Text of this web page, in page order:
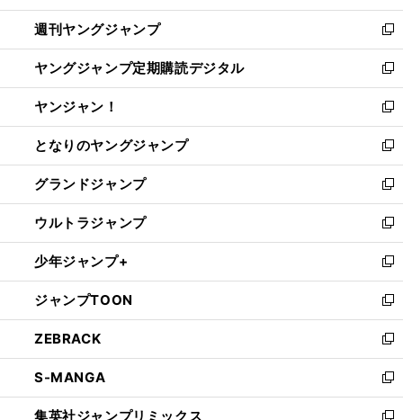
開
く
ウ
で
開
く
ン
ド
ウ
で
開
く
ウ
ィ
ン
ド
ウ
で
開
く
週刊ヤングジャンプ
新
し
い
ウ
ィ
ン
ド
ウ
で
開
く
ヤングジャンプ定期購読デジタル
新
し
い
ウ
ィ
ン
ド
ウ
で
開
く
ヤンジャン！
新
し
い
ウ
ィ
ン
ド
ウ
で
開
く
となりのヤングジャンプ
新
し
い
ウ
ィ
ン
ド
ウ
で
開
く
グランドジャンプ
新
し
い
ウ
ィ
ン
ド
ウ
で
開
く
ウルトラジャンプ
新
し
い
ウ
ィ
ン
ド
ウ
で
開
く
少年ジャンプ+
新
し
い
ウ
ィ
ン
ド
ウ
で
ジャンプTOON
新
し
い
ウ
ィ
ン
ZEBRACK
新
し
い
ウ
S-MANGA
新
し
集英社ジャンプリミックス